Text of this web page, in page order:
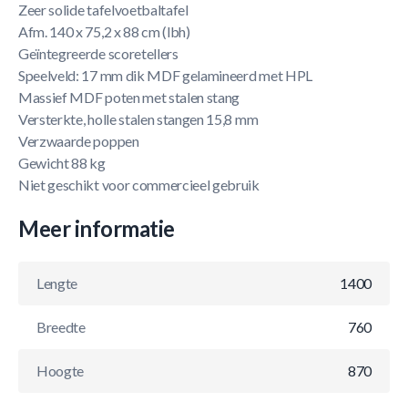
Zeer solide tafelvoetbaltafel
Afm. 140 x 75,2 x 88 cm (lbh)
Geïntegreerde scoretellers
Speelveld: 17 mm dik MDF gelamineerd met HPL
Massief MDF poten met stalen stang
Versterkte, holle stalen stangen 15,8 mm
Verzwaarde poppen
Gewicht 88 kg
Niet geschikt voor commercieel gebruik
Meer informatie
Lengte 1400
Breedte 760
Hoogte 870